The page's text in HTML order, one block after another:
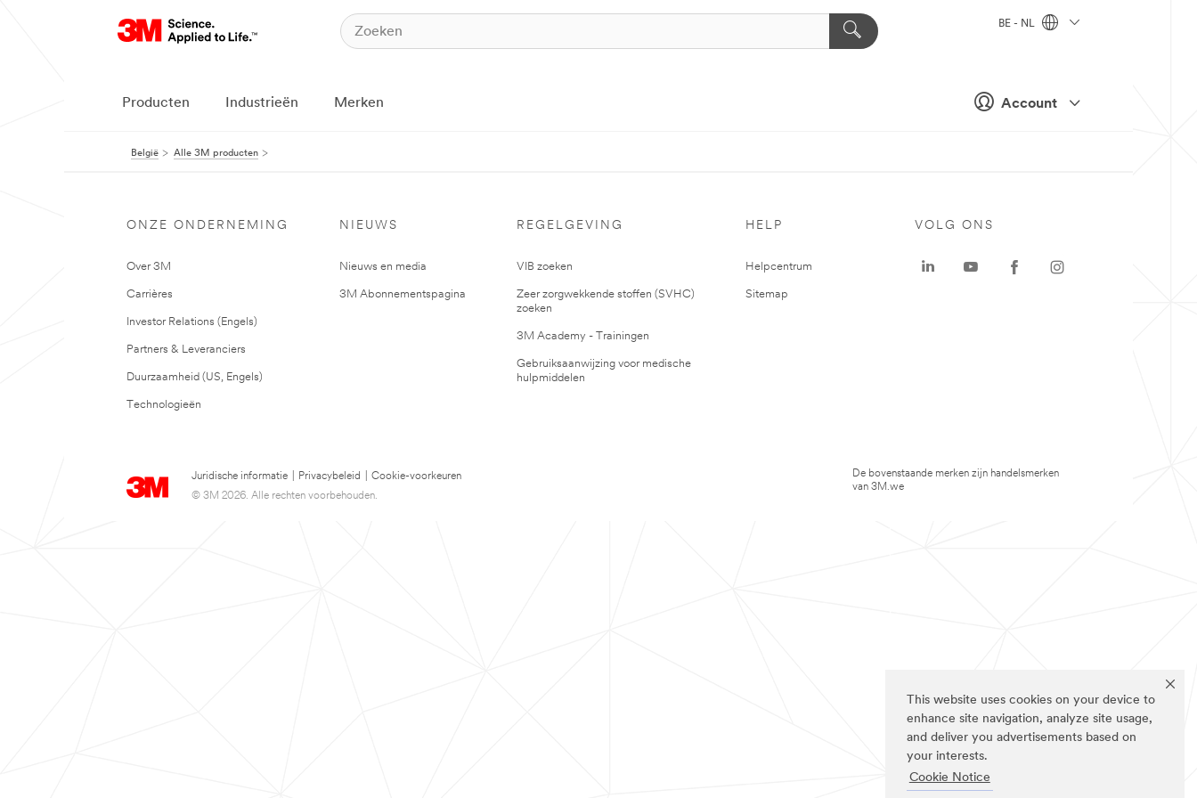
This website uses cookies on your device to
enhance site navigation, analyze site usage,
and deliver you advertisements based on
your interests.
Cookie Notice
Account
BE - NL
Producten Industrieën Merken
België Alle 3M producten
ONZE ONDERNEMING
Over 3M
Carrières
Investor Relations (Engels)
Partners & Leveranciers
Duurzaamheid (US, Engels)
Technologieën
NIEUWS
Nieuws en media
3M Abonnementspagina
REGELGEVING
VIB zoeken
Zeer zorgwekkende stoffen (SVHC)
zoeken
3M Academy - Trainingen
Gebruiksaanwijzing voor medische
hulpmiddelen
HELP
Helpcentrum
Sitemap
Juridische informatie Privacybeleid
Cookie-voorkeuren
© 3M 2026. Alle rechten voorbehouden.
VOLG ONS
De bovenstaande merken zijn handelsmerken
van 3M.we